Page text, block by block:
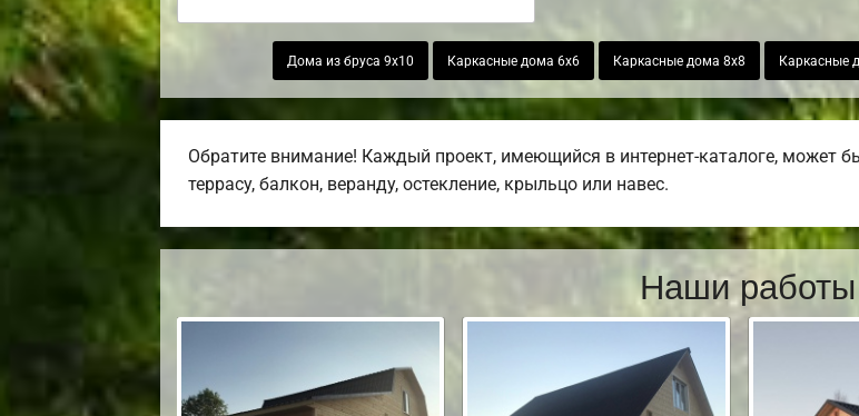
Дома из бруса 9х10 Каркасные дома 6х6 Каркасные дома 8х8 Каркасные
Обратите внимание! Каждый проект, имеющийся в интернет-каталоге, может
террасу, балкон, веранду, остекление, крыльцо или навес.
Наши работы